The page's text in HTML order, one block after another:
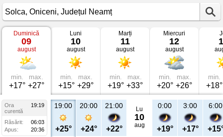
Vremea
Solca
Oniceni,
Județul
Neamț
Duminică
09
august
min.
+17°
max.
+27°
Luni
10
august
min.
+15°
max.
+29°
Marți
11
august
min.
+19°
max.
+33°
Miercuri
12
august
min.
+20°
max.
+26°
min.
+18°
Ora
19:19
curentă
Răsărit:
06:03
Apus:
20:36
19:00
+25°
20:00
+24°
21:00
+22°
Lu
10
aug
0:00
+19°
3:00
+17°
6:00